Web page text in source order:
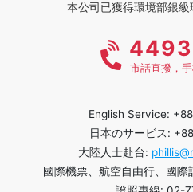
本公司已獲得環境部銀
市話直撥，
English Service:
日本のサービス:
大陸人士赴台:
國際機票、航空自由行、國